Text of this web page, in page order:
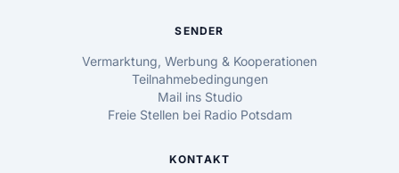
SENDER
Vermarktung, Werbung & Kooperationen
Teilnahmebedingungen
Mail ins Studio
Freie Stellen bei Radio Potsdam
KONTAKT